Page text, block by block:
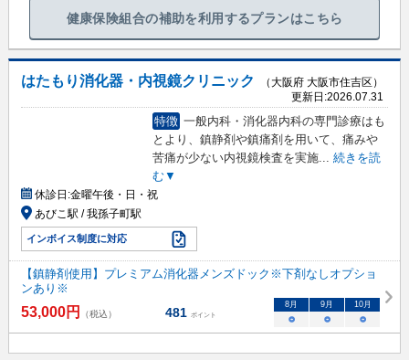
健康保険組合の補助を利用するプランはこちら
はたもり消化器・内視鏡クリニック
（大阪府 大阪市住吉区）
更新日:2026.07.31
特徴 一般内科・消化器内科の専門診療はも
とより、鎮静剤や鎮痛剤を用いて、痛みや
苦痛が少ない内視鏡検査を実施...
続きを読
む▼
休診日:金曜午後・日・祝
あびこ駅 / 我孫子町駅
インボイス制度に対応
【鎮静剤使用】プレミアム消化器メンズドック※下剤なしオプショ
ンあり※
53,000円 （税込） 481 ポイント
8 月 9 月 10月
○ ○ ○